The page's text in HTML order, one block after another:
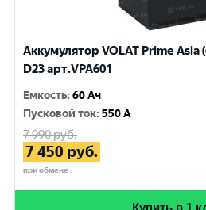
Аккумулятор VOLAT Prime Asia
D23 арт.VPA601
Емкость:60 Ач
Пусковой ток:550 A
7 990руб.
7 450 руб.
при обмене
Купить в 1